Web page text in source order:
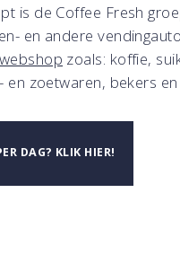
is de Coffee Fresh
en andere
webshop zoals: koffie,
zoetwaren, bekers
DAG? KLIK HIER!